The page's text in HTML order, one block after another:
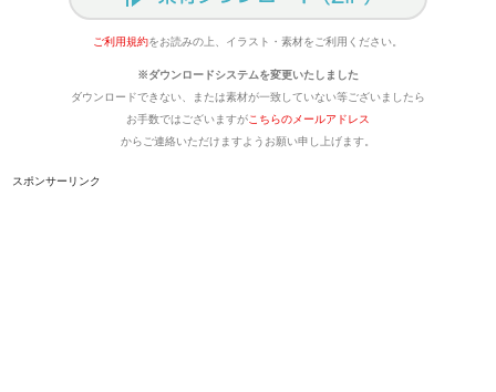
ご利用規約をお読みの上、イラスト・素材をご利用ください。
※ダウンロードシステムを変更いたしました
ダウンロードできない、または素材が一致していない等ございましたら
お手数ではございますがこちらのメールアドレス
からご連絡いただけますようお願い申し上げます。
スポンサーリンク